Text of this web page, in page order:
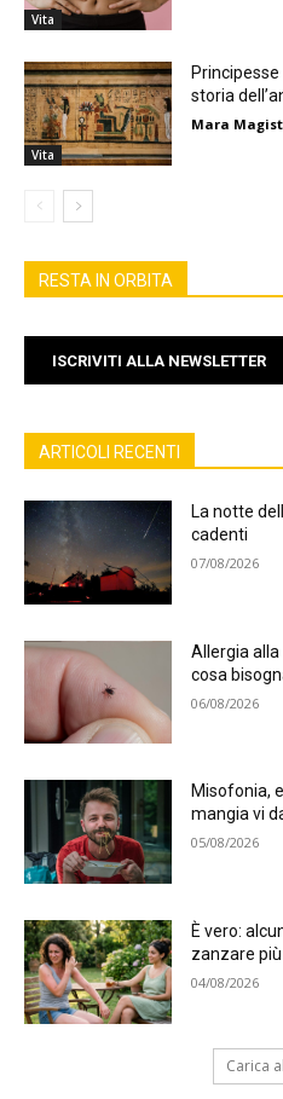
Vita
Vita
storia
Mara
RESTA IN ORBITA
ISCRIVITI ALLA NEWSLETTER
ARTICOLI RECENTI
La notte
cadenti
07/08/2026
Allergia
cosa
06/08/2026
Misofonia,
mangia vi
05/08/2026
È vero:
zanzare
04/08/2026
Carica